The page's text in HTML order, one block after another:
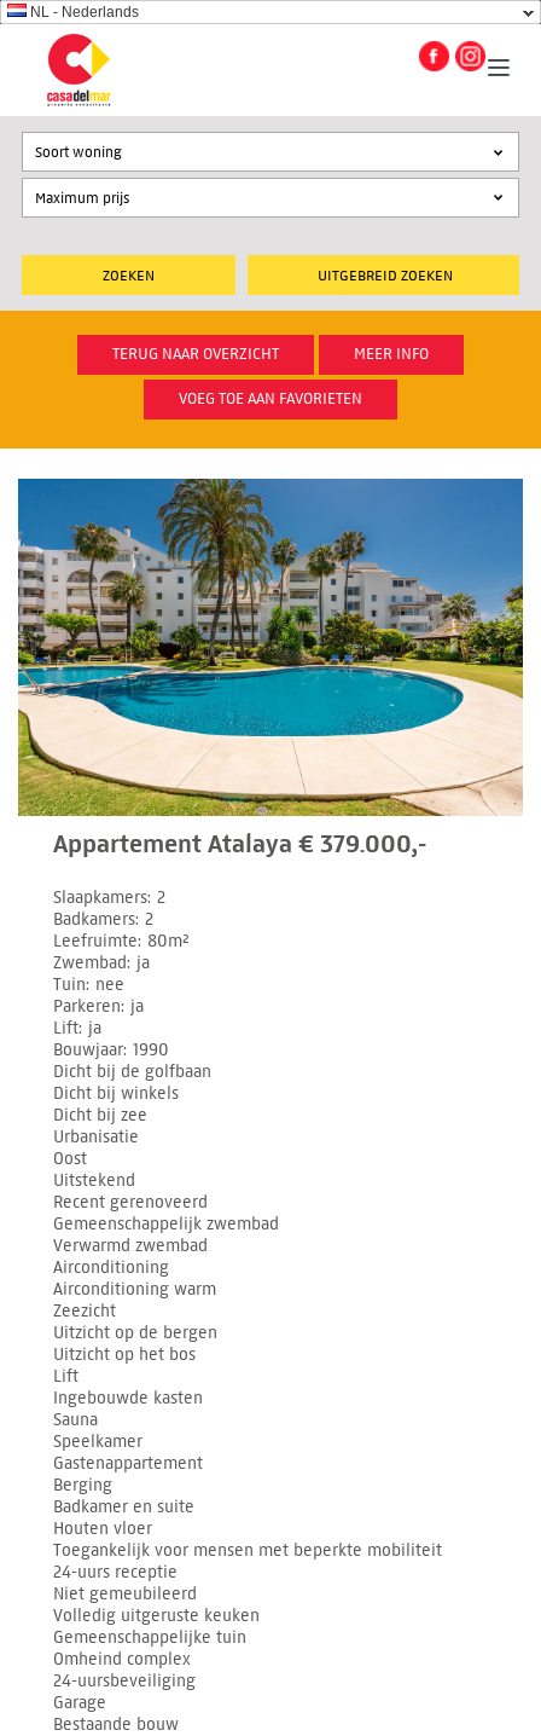
NL - Nederlands
UITGEBREID ZOEKEN
Soort woning
TERUG NAAR OVERZICHT MEER INFO
VOEG TOE AAN FAVORIETEN
Appartement Atalaya € 379.000,-
Slaapkamers 2
Badkamers 2
Leefruimte 80m²
Zwembad ja
Tuin nee
Parkeren ja
Lift ja
Bouwjaar 1990
Dicht bij de golfbaan
Dicht bij winkels
Dicht bij zee
Urbanisatie
Oost
Uitstekend
Recent gerenoveerd
Gemeenschappelijk zwembad
Verwarmd zwembad
Airconditioning
Airconditioning warm
Zeezicht
Uitzicht op de bergen
Uitzicht op het bos
Lift
Ingebouwde kasten
Sauna
Speelkamer
Gastenappartement
Berging
Badkamer en suite
Houten vloer
Toegankelijk voor mensen met beperkte mobiliteit
24-uurs receptie
Niet gemeubileerd
Volledig uitgeruste keuken
Gemeenschappelijke tuin
Omheind complex
24-uursbeveiliging
Garage
Bestaande bouw